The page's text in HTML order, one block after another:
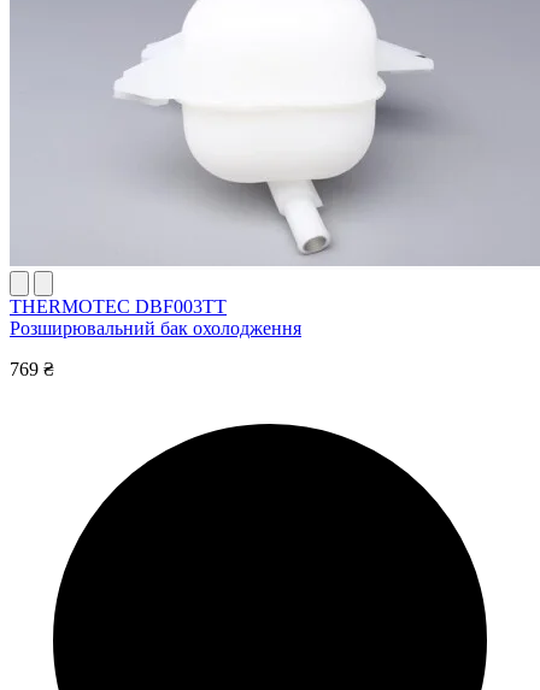
THERMOTEC DBF003TT
Розширювальний бак охолодження
769 ₴